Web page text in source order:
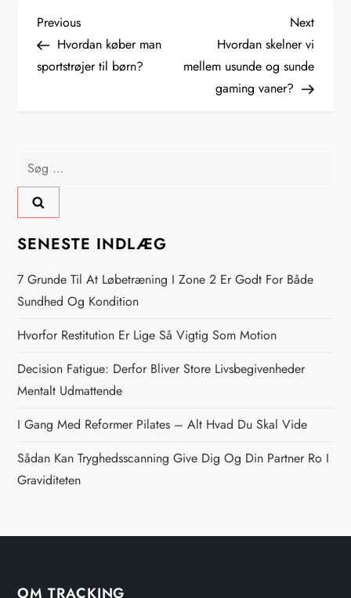
I
n
æ
g
s
n
a
v
i
g
a
i
o
Previous
Post
Previous
Hvordan køber man
sportstrøjer til børn?
Next
Post
Next
Hvordan skelner vi
mellem usunde og sunde
gaming vaner?
Søg
efter:
SENESTE INDLÆG
7 Grunde Til At Løbetræning I Zone 2 Er Godt For Både
Sundhed Og Kondition
Hvorfor Restitution Er Lige Så Vigtig Som Motion
Decision Fatigue: Derfor Bliver Store Livsbegivenheder
Mentalt Udmattende
I Gang Med Reformer Pilates – Alt Hvad Du Skal Vide
Sådan Kan Tryghedsscanning Give Dig Og Din Partner Ro I
Graviditeten
OM TRACKING